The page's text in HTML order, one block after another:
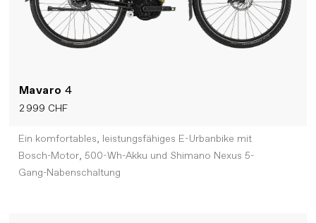
Mavaro4
2 999 CHF
Ein komfortables, leistungsfähiges E-Urbanbike mit
Bosch-Motor, 500-Wh-Akku und Shimano Nexus 5-
Gang-Nabenschaltung